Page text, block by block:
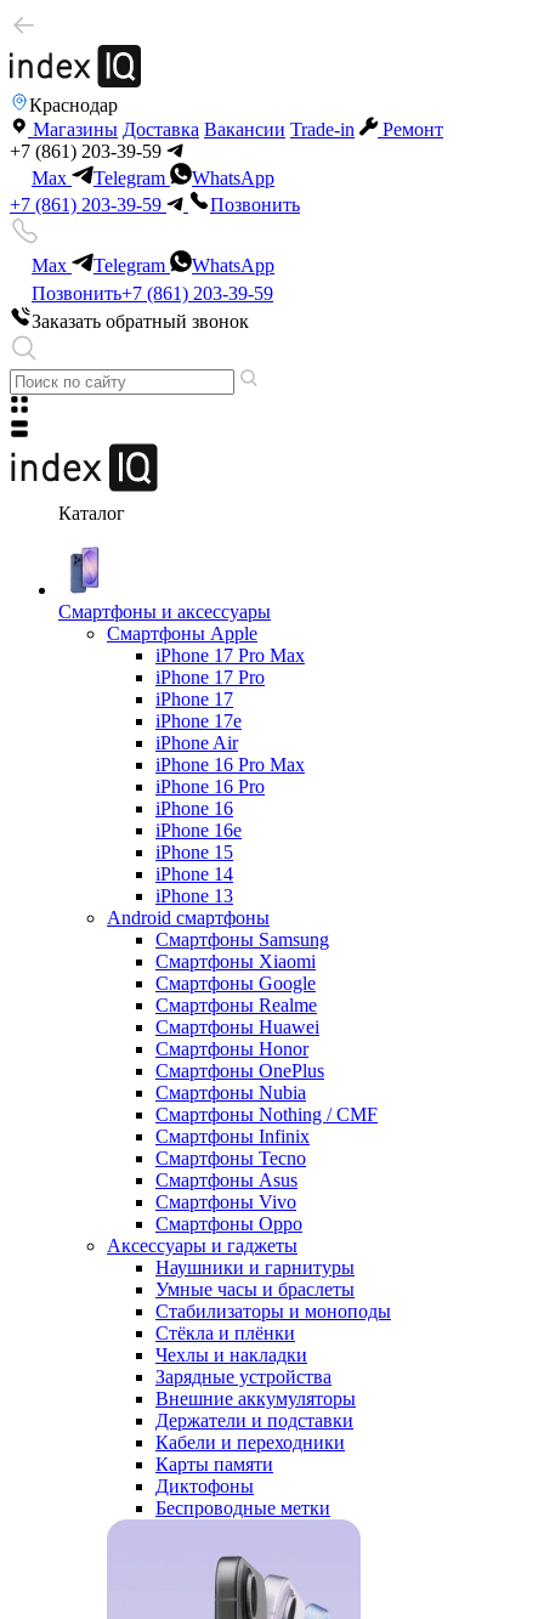
Краснодар
Магазины Доставка Вакансии Trade-in
Ремонт
+7 (861) 203-39-59
Max
Telegram
WhatsApp
+7 (861) 203-39-59
Позвонить
Max Telegram
WhatsApp
Позвонить+7 (861) 203-39-59
Заказать обратный звонок
Каталог
Смартфоны и аксессуары
Смартфоны Apple
iPhone 17 Pro Max
iPhone 17 Pro
iPhone 17
iPhone 17e
iPhone Air
iPhone 16 Pro Max
iPhone 16 Pro
iPhone 16
iPhone 16e
iPhone 15
iPhone 14
iPhone 13
Android cмартфоны
Смартфоны Samsung
Смартфоны Xiaomi
Смартфоны Google
Смартфоны Realme
Смартфоны Huawei
Смартфоны Honor
Смартфоны OnePlus
Смартфоны Nubia
Смартфоны Nothing / CMF
Смартфоны Infinix
Смартфоны Tecno
Смартфоны Asus
Смартфоны Vivo
Смартфоны Oppo
Аксессуары и гаджеты
Наушники и гарнитуры
Умные часы и браслеты
Стабилизаторы и моноподы
Стёкла и плёнки
Чехлы и накладки
Зарядные устройства
Внешние аккумуляторы
Держатели и подставки
Кабели и переходники
Карты памяти
Диктофоны
Беспроводные метки